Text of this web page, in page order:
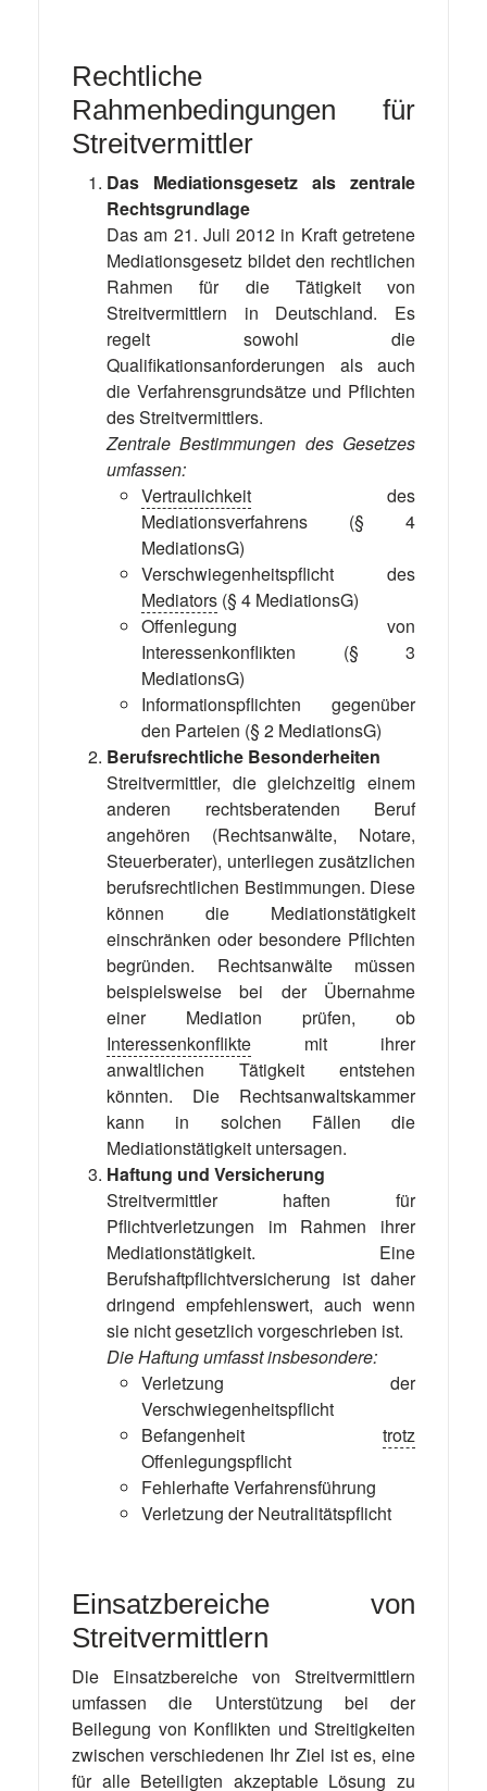
Rechtliche
Rahmenbedingungen für
Streitvermittler
Das Mediationsgesetz als zentrale
Rechtsgrundlage
Das am 21. Juli 2012 in Kraft getretene
Mediationsgesetz bildet den rechtlichen
Rahmen für die Tätigkeit von
Streitvermittlern in Deutschland. Es
regelt sowohl die
Qualifikationsanforderungen als auch
die Verfahrensgrundsätze und Pflichten
des Streitvermittlers.
Zentrale Bestimmungen des Gesetzes
umfassen:
Vertraulichkeit des
Mediationsverfahrens (§ 4
MediationsG)
Verschwiegenheitspflicht des
Mediators (§ 4 MediationsG)
Offenlegung von
Interessenkonflikten (§ 3
MediationsG)
Informationspflichten gegenüber
den Parteien (§ 2 MediationsG)
Berufsrechtliche Besonderheiten
Streitvermittler, die gleichzeitig einem
anderen rechtsberatenden Beruf
angehören (Rechtsanwälte, Notare,
Steuerberater), unterliegen zusätzlichen
berufsrechtlichen Bestimmungen. Diese
können die Mediationstätigkeit
einschränken oder besondere Pflichten
begründen. Rechtsanwälte müssen
beispielsweise bei der Übernahme
einer Mediation prüfen, ob
Interessenkonflikte mit ihrer
anwaltlichen Tätigkeit entstehen
könnten. Die Rechtsanwaltskammer
kann in solchen Fällen die
Mediationstätigkeit untersagen.
Haftung und Versicherung
Streitvermittler haften für
Pflichtverletzungen im Rahmen ihrer
Mediationstätigkeit. Eine
Berufshaftpflichtversicherung ist daher
dringend empfehlenswert, auch wenn
sie nicht gesetzlich vorgeschrieben ist.
Die Haftung umfasst insbesondere:
Verletzung der
Verschwiegenheitspflicht
Befangenheit trotz
Offenlegungspflicht
Fehlerhafte Verfahrensführung
Verletzung der Neutralitätspflicht
Einsatzbereiche von
Streitvermittlern
Die Einsatzbereiche von Streitvermittlern
umfassen die Unterstützung bei der
Beilegung von Konflikten und Streitigkeiten
zwischen verschiedenen Ihr Ziel ist es, eine
für alle Beteiligten akzeptable Lösung zu